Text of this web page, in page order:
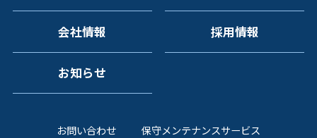
会社情報 採用情報
お知らせ
お問い合わせ 保守メンテナンスサービス